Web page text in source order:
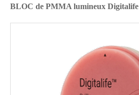
BLOC de PMMA lumineux Digitalife